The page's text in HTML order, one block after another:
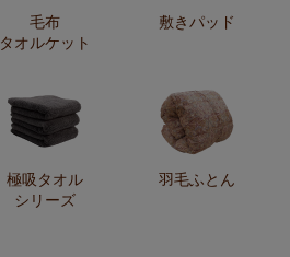
毛布
タオルケット
敷きパッド
極吸タオル
シリーズ
羽毛ふとん